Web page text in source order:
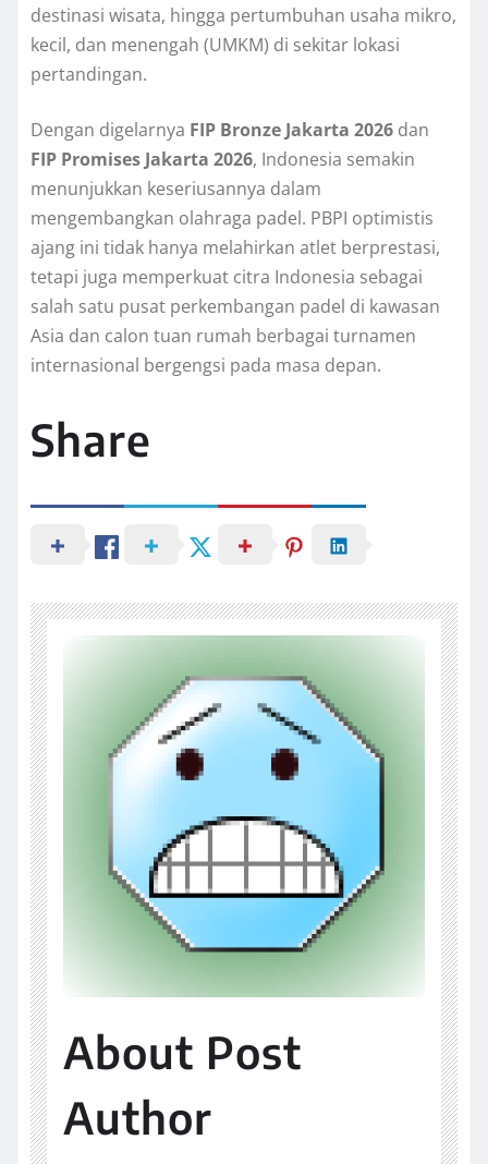
destinasi wisata, hingga pertumbuhan usaha mikro,
kecil, dan menengah (UMKM) di sekitar lokasi
pertandingan.
Dengan digelarnya FIP Bronze Jakarta 2026 dan
FIP Promises Jakarta 2026, Indonesia semakin
menunjukkan keseriusannya dalam
mengembangkan olahraga padel. PBPI optimistis
ajang ini tidak hanya melahirkan atlet berprestasi,
tetapi juga memperkuat citra Indonesia sebagai
salah satu pusat perkembangan padel di kawasan
Asia dan calon tuan rumah berbagai turnamen
internasional bergengsi pada masa depan.
Share
About Post
Author